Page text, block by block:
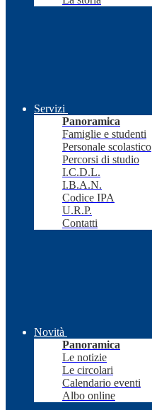
Servizi
Panoramica
Famiglie e studenti
Personale scolastico
Percorsi di studio
I.C.D.L.
I.B.A.N.
Codice IPA
U.R.P.
Contatti
Novità
Panoramica
Le notizie
Le circolari
Calendario eventi
Albo online